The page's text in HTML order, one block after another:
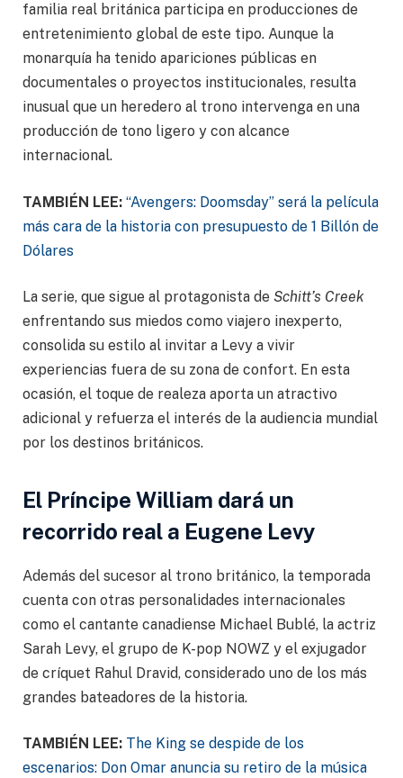
familia real británica participa en producciones de
entretenimiento global de este tipo. Aunque la
monarquía ha tenido apariciones públicas en
documentales o proyectos institucionales, resulta
inusual que un heredero al trono intervenga en una
producción de tono ligero y con alcance
internacional.
TAMBIÉN LEE: “Avengers: Doomsday” será la película
más cara de la historia con presupuesto de 1 Billón de
Dólares
La serie, que sigue al protagonista de Schitt’s Creek
enfrentando sus miedos como viajero inexperto,
consolida su estilo al invitar a Levy a vivir
experiencias fuera de su zona de confort. En esta
ocasión, el toque de realeza aporta un atractivo
adicional y refuerza el interés de la audiencia mundial
por los destinos británicos.
El Príncipe William dará un
recorrido real a Eugene Levy
Además del sucesor al trono británico, la temporada
cuenta con otras personalidades internacionales
como el cantante canadiense Michael Bublé, la actriz
Sarah Levy, el grupo de K-pop NOWZ y el exjugador
de críquet Rahul Dravid, considerado uno de los más
grandes bateadores de la historia.
TAMBIÉN LEE: The King se despide de los
escenarios: Don Omar anuncia su retiro de la música